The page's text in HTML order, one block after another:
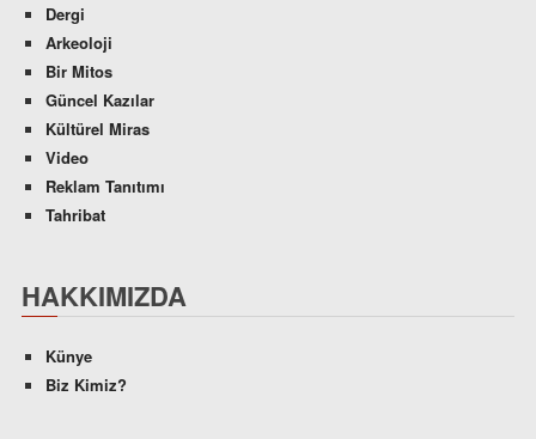
Dergi
Arkeoloji
Bir Mitos
Güncel Kazılar
Kültürel Miras
Video
Reklam Tanıtımı
Tahribat
HAKKIMIZDA
Künye
Biz Kimiz?